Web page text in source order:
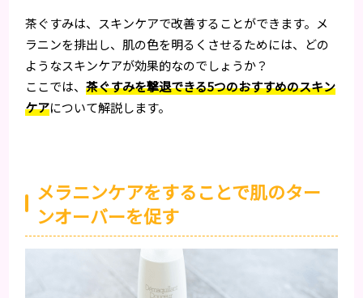
茶ぐすみは、スキンケアで改善することができます。メ
ラニンを排出し、肌の色を明るくさせるためには、どの
ようなスキンケアが効果的なのでしょうか？
ここでは、茶ぐすみを撃退できる5つのおすすめのスキン
ケアについて解説します。
メラニンケアをすることで肌のター
ンオーバーを促す